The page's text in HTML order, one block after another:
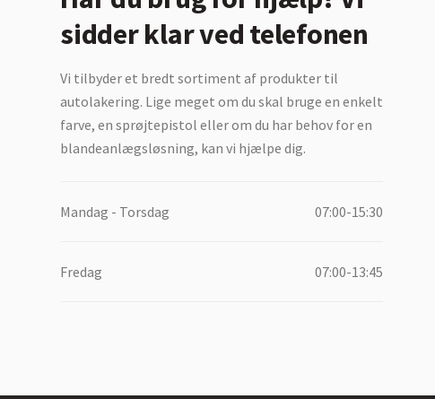
sidder klar ved telefonen
Vi tilbyder et bredt sortiment af produkter til
autolakering. Lige meget om du skal bruge en enkelt
farve, en sprøjtepistol eller om du har behov for en
blandeanlægsløsning, kan vi hjælpe dig.
Mandag - Torsdag 07:00-15:30
Fredag 07:00-13:45